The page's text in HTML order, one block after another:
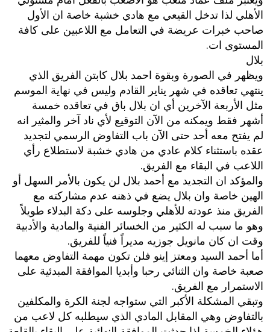
الأهلي لذا تدخل القيعي مع هادي خشبة خاصة ان الأول
صاحب خبرات عريضة في التعامل مع اللاعبين على كافة
المستوى ات.
بلال
ويظهر في الصورة وبقوة احمد بلال كابتن الفريق الذي
ينتهي تعاقده في شهر يناير القادم وليس في نهاية الموسم
مثل الأربعة الآخرين أي ان بلال باق في تعاقده خمسة
أشهر فقط ويمكنه من الآن التوقيع لأي ناد آخر والمثير انه
لم يفتح معه أحد حتى الآن باب التفاوض الرسمي لتجديد
عقده باستثناء كلام عادي من هادي خشبة لاستطلاع رأي
اللاعب في البقاء مع الفريق.
والمؤكد ان التجديد مع أحمد بلال لن يكون بالأمر السهل أو
الهين خاصة وان بلال يضع في ذهنه عدم مشاركته مع
الفريق منذ عودته للأهلي وجلوسه على دكة البدلاء طويلاً
وهو ما سبب له الكثير من الخسائر الفنية والمادية والأدبية
وقت ان كان مانويل جوزيه مديراً فنياً للفريق.
أما أحمد السيد ومعتز إينو فلن تكون مهمة التفاوض معهما
صعبة خاصة وان الثنائي رحبا وأبديا الموافقة المبدئية على
الاستمرار مع الفريق.
وتبقي المشكلة الأكبر التي ستواجه لجنة الكرة والمكلفين
بالتفاوض وهي المقابل المادي الذي سيطلبه كل لاعب من